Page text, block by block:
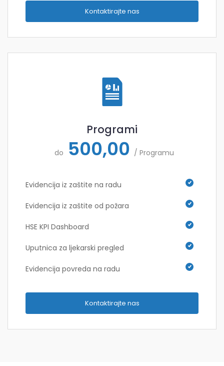
Kontaktirajte nas
Programi
do 500,00 / Programu
Evidencija iz zaštite na radu
Evidencija iz zaštite od požara
HSE KPI Dashboard
Uputnica za ljekarski pregled
Evidencija povreda na radu
Kontaktirajte nas